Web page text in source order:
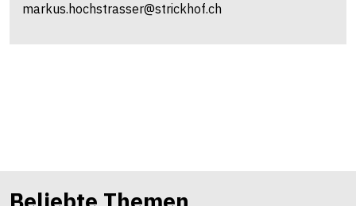
markus.hochstrasser@strickhof.ch